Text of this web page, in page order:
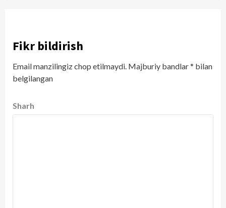
Fikr bildirish
Email manzilingiz chop etilmaydi. Majburiy bandlar* bilan
belgilangan
Sharh